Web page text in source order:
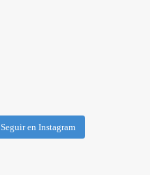
Seguir en Instagram